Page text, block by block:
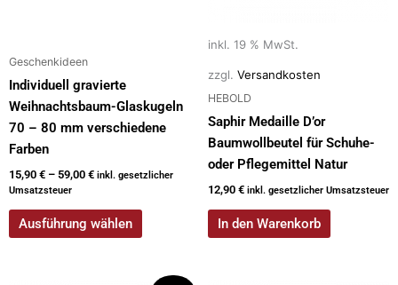
Geschenkideen
Individuell gravierte
Weihnachtsbaum-Glaskugeln
70 – 80 mm verschiedene
Farben
15,90 € – 59,00 € inkl. gesetzlicher
Umsatzsteuer
Ausführung wählen
inkl. 19 % MwSt.
zzgl. Versandkosten
HEBOLD
Saphir Medaille D’or
Baumwollbeutel für Schuhe-
oder Pflegemittel Natur
12,90 € inkl. gesetzlicher Umsatzsteuer
In den Warenkorb